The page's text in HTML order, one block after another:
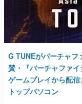
ゲー
「経験
の起源や
イニーP
カテゴリ
特集記事
G TUNEがバーチャ
賛・『バーチャファ
ゲームプレイから配
トップパソコン
AD